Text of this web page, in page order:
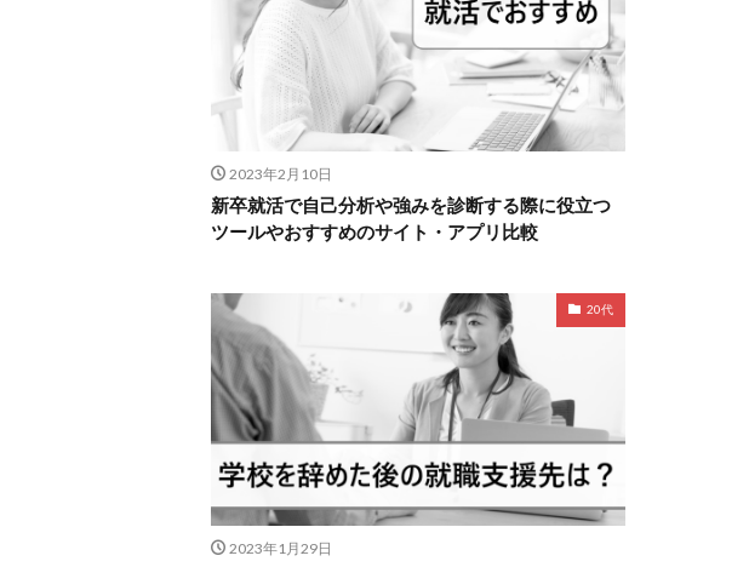
2023年2月10日
新卒就活で自己分析や強みを診断する際に役立つ
ツールやおすすめのサイト・アプリ比較
20代
2023年1月29日